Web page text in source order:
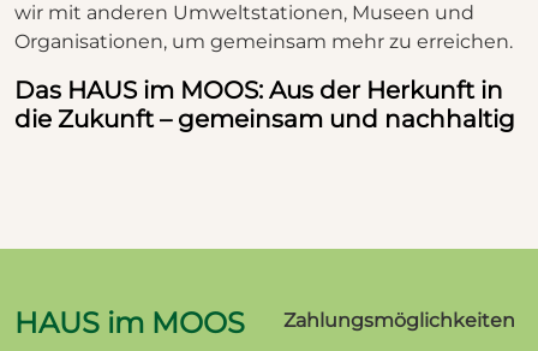
wir mit anderen Umweltstationen, Museen und
Organisationen, um gemeinsam mehr zu erreichen.
Das HAUS im MOOS: Aus der Herkunft in
die Zukunft – gemeinsam und nachhaltig
HAUS im MOOS Zahlungsmöglichkeiten